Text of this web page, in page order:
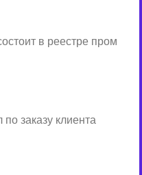
в реестре пром
заказу клиента